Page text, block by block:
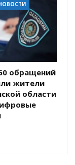
обращений
жители
области